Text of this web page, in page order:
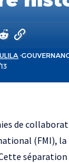
de
(FMI), la
séparation